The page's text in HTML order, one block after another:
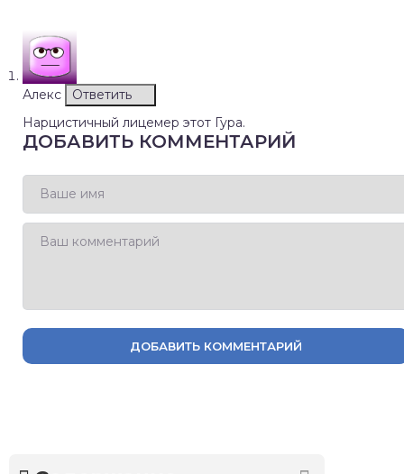
Алекс
Ответить
Нарцистичный лицемер этот Гура.
ДОБАВИТЬ КОММЕНТАРИЙ
ДОБАВИТЬ КОММЕНТАРИЙ